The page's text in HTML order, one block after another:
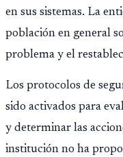
en sus sistemas. La
población en general
problema y el
Los protocolos de
sido activados para
y determinar las
institución no ha